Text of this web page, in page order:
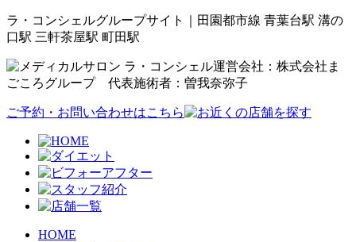
ラ・コンシェルグループサイト｜田園都市線 青葉台駅 溝の
口駅 三軒茶屋駅 町田駅
運営会社：株式会社ま
ごころグループ 代表施術者：曽我奈弥子
ご予約・お問い合わせはこちら
HOME